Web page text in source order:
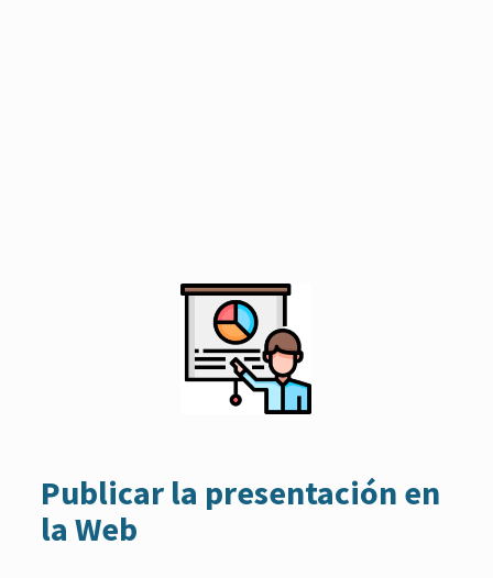
Publicar la presentación en
la Web